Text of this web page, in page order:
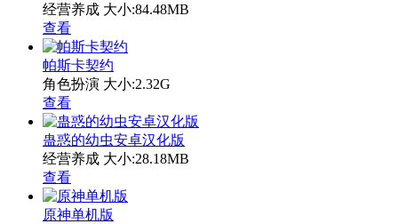
经营养成 大小:84.48MB
查看
帕斯卡契约
角色扮演 大小:2.32G
查看
蛊惑的幼虫安卓汉化版
经营养成 大小:28.18MB
查看
原神单机版